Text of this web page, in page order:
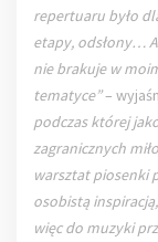
repertuaru było
etapy, odsłony…
nie brakuje w
tematyce”–
podczas której
zagranicznych
warsztat piosenki
osobistą
więc do muzyki